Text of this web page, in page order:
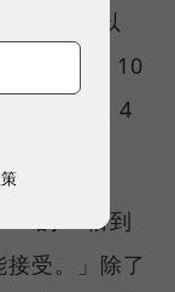
方案會以
需新台幣 10
置 2 張或 4
的 5 倍到
受。」除了